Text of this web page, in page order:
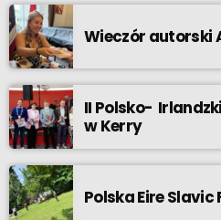
Wieczór autorski
II Polsko-
w Kerry
Polska Eire Slavic